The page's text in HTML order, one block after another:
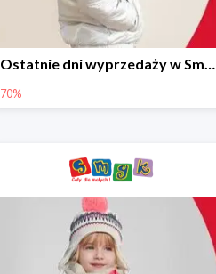
Ostatnie dni wyprzedaży w Smyku do -70%
70%